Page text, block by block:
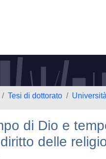
Tesi di dottorato
di Dio e
delle